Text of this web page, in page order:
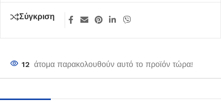
Σύγκριση
12 άτομα παρακολουθούν αυτό το προϊόν τώρα!